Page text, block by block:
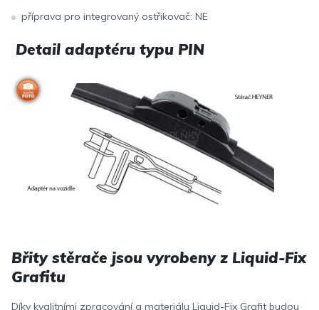
příprava pro integrovaný ostřikovač: NE
Detail adaptéru typu PIN
Břity stěrače jsou vyrobeny z Liquid-Fix
Grafitu
Díky kvalitními zpracování a materiálu Liquid-Fix Grafit budou